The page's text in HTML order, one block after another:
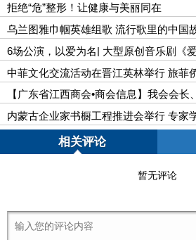
拒绝“危”整形！让健康与美丽同在
乌兰图雅巾帼英雄组歌 流行歌里的中国
6场公演，以爱为名| 大型原创音乐剧《
中菲文化交流活动在晋江英林举行 旅菲
000多万
【广东省江西商会•商会信息】我会会
司董事长李希应邀参加广东省民营企业
内蒙古企业家书橱工程推进会举行 专家
相关评论
暂无评论